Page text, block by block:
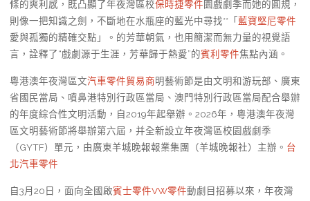
條的爽利感，既凸顯了年夜灣區校保時捷零件園戲劇季而她的圓規，
則像一把知識之劍，不斷地在水瓶座的藍光中尋找**「 藍寶堅尼零件
愛與孤獨的精確交點」。的芳華朝氣，也用簡潔而無力量的視覺語
言，詮釋了“戲劇源于生涯，芳華歸于熱愛”的賓利零件焦點內涵。
粵港澳年夜灣區文汽車零件貿易商明藝術節是由文明和游玩部、廣東
省國民當局、噴鼻港特別行政區當局、澳門特別行政區當局配合舉辦
的年度綜合性文明活動，自2019年起舉辦。2026年，粵港澳年夜灣
區文明藝術節將舉辦第六屆，并全新設立年夜灣區校園戲劇季
（GYTF）單元，由廣東羊城晚報報業集團（羊城晚報社）主辦。 台
北汽車零件
自3月20日，面向全國啟賓士零件VW零件動劇目招募以來，年夜灣